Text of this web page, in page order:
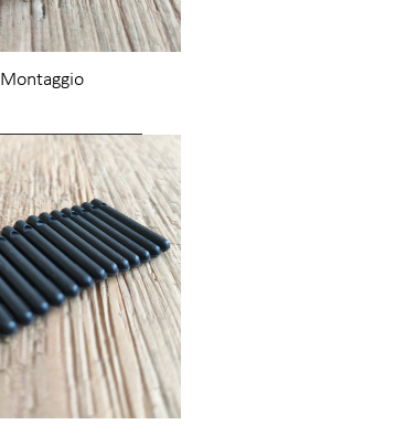
Montaggio